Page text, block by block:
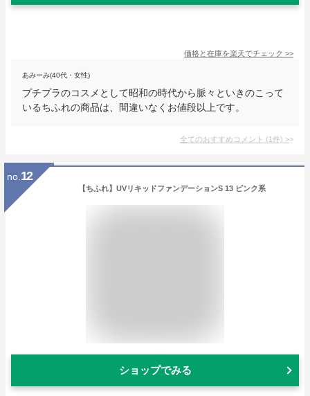
価格と在庫を楽天でチェック >>
あみーみ(40代・女性)
プチプラのコスメとして昭和の時代から脈々といきのこって
いるちふれの商品は、間違いなくお値段以上です。
全てのおすすめコメント (1件) >
no. 12
【ちふれ】UVリキッドファンデーションS 13 ピンク系
ショップでみる